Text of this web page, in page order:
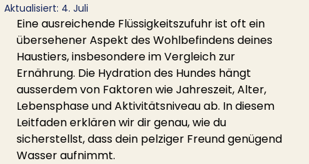
Aktualisiert: 4. Juli
Eine ausreichende Flüssigkeitszufuhr ist oft ein
übersehener Aspekt des Wohlbefindens deines
Haustiers, insbesondere im Vergleich zur
Ernährung. Die Hydration des Hundes hängt
ausserdem von Faktoren wie Jahreszeit, Alter,
Lebensphase und Aktivitätsniveau ab. In diesem
Leitfaden erklären wir dir genau, wie du
sicherstellst, dass dein pelziger Freund genügend
Wasser aufnimmt.